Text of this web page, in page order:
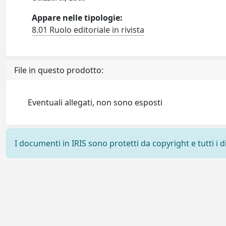
Appare nelle tipologie:
8.01 Ruolo editoriale in rivista
File in questo prodotto:
Eventuali allegati, non sono esposti
I documenti in IRIS sono protetti da copyright e tutti i